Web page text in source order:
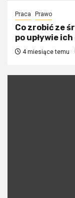
Praca Prawo
Co zrobić ze
po upływie
4 miesiące temu